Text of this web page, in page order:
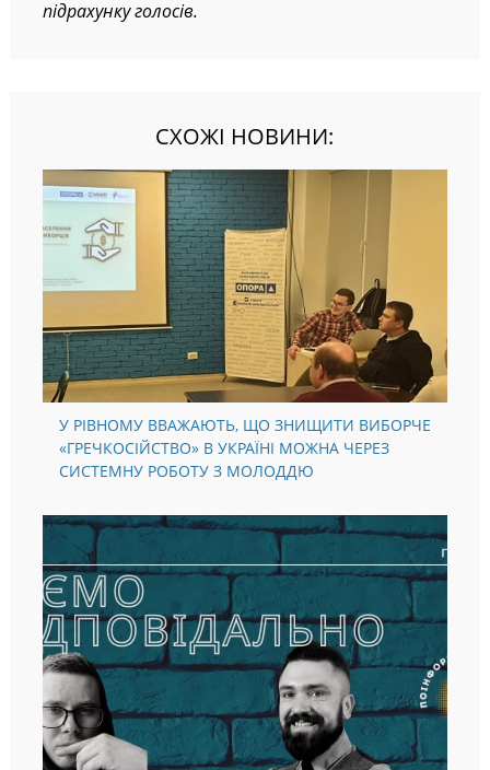
підрахунку голосів.
СХОЖІ НОВИНИ:
У РІВНОМУ ВВАЖАЮТЬ, ЩО ЗНИЩИТИ ВИБОРЧЕ
«ГРЕЧКОСІЙСТВО» В УКРАЇНІ МОЖНА ЧЕРЕЗ
СИСТЕМНУ РОБОТУ З МОЛОДДЮ